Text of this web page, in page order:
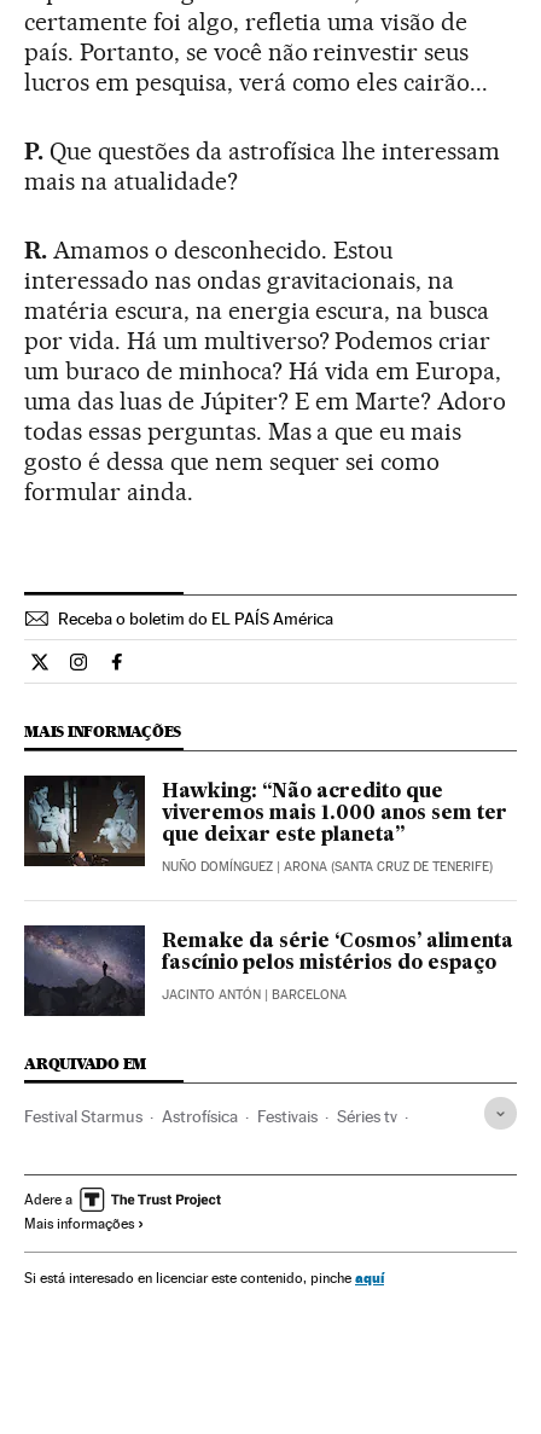
certamente foi algo, refletia uma visão de
país. Portanto, se você não reinvestir seus
lucros em pesquisa, verá como eles cairão...
P.Que questões da astrofísica lhe interessam
mais na atualidade?
R.Amamos o desconhecido. Estou
interessado nas ondas gravitacionais, na
matéria escura, na energia escura, na busca
por vida. Há um multiverso? Podemos criar
um buraco de minhoca? Há vida em Europa,
uma das luas de Júpiter? E em Marte? Adoro
todas essas perguntas. Mas a que eu mais
gosto é dessa que nem sequer sei como
formular ainda.
Receba o boletim do EL PAÍS América
Ciencia El País Brasil en Twitter
Ciencia El País Brasil en Instagram
Ciencia El País Brasil en Facebook
MAIS INFORMAÇÕES
Hawking: “Não acredito que
viveremos mais 1.000 anos sem ter
que deixar este planeta”
NUÑO DOMÍNGUEZ | ARONA (SANTA CRUZ DE TENERIFE)
Remake da série ‘Cosmos’ alimenta
fascínio pelos mistérios do espaço
JACINTO ANTÓN | BARCELONA
ARQUIVADO EM
Festival Starmus Astrofísica Festivais Séries tv
Programação Meios comunicação
Adere a
Mais informações
Si está interesado en licenciar este contenido, pinche aquí